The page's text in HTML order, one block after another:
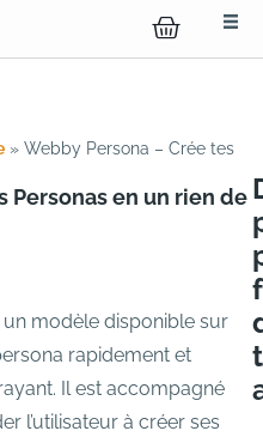
» Webby Persona – Crée tes
Personas en un rien de
modèle disponible sur
rapidement et
Il est accompagné
l’utilisateur à créer ses